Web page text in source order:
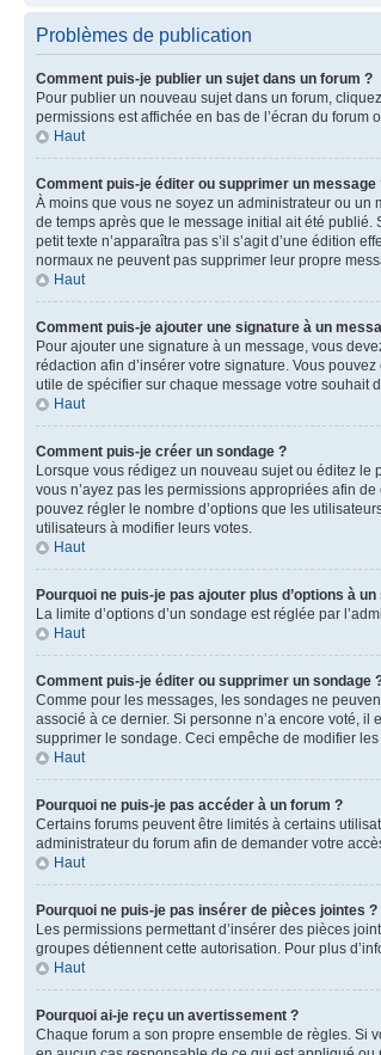
Problèmes de publication
Comment puis-je publier un sujet dans un forum ?
Pour publier un nouveau sujet dans un forum,
permissions est affichée en bas de l’écran du
Haut
Comment puis-je éditer ou supprimer un message
À moins que vous ne soyez un administrateur ou
de temps après que le message initial ait été publié.
petit texte n’apparaîtra pas s’il s’agit d’une édition
normaux ne peuvent pas supprimer leur propre
Haut
Comment puis-je ajouter une signature à un
Pour ajouter une signature à un message, vous
rédaction afin d’insérer votre signature. Vous
utile de spécifier sur chaque message votre souhait
Haut
Comment puis-je créer un sondage ?
Lorsque vous rédigez un nouveau sujet ou éditez le
vous n’ayez pas les permissions appropriées afin
pouvez régler le nombre d’options que les
utilisateurs à modifier leurs votes.
Haut
Pourquoi ne puis-je pas ajouter plus d’options à un
La limite d’options d’un sondage est réglée par
Haut
Comment puis-je éditer ou supprimer un sondage
Comme pour les messages, les sondages ne
associé à ce dernier. Si personne n’a encore voté,
supprimer le sondage. Ceci empêche de modifier les
Haut
Pourquoi ne puis-je pas accéder à un forum ?
Certains forums peuvent être limités à certains
administrateur du forum afin de demander votre
Haut
Pourquoi ne puis-je pas insérer de pièces jointes ?
Les permissions permettant d’insérer des pièces
groupes détiennent cette autorisation. Pour plus
Haut
Pourquoi ai-je reçu un avertissement ?
Chaque forum a son propre ensemble de règles. Si